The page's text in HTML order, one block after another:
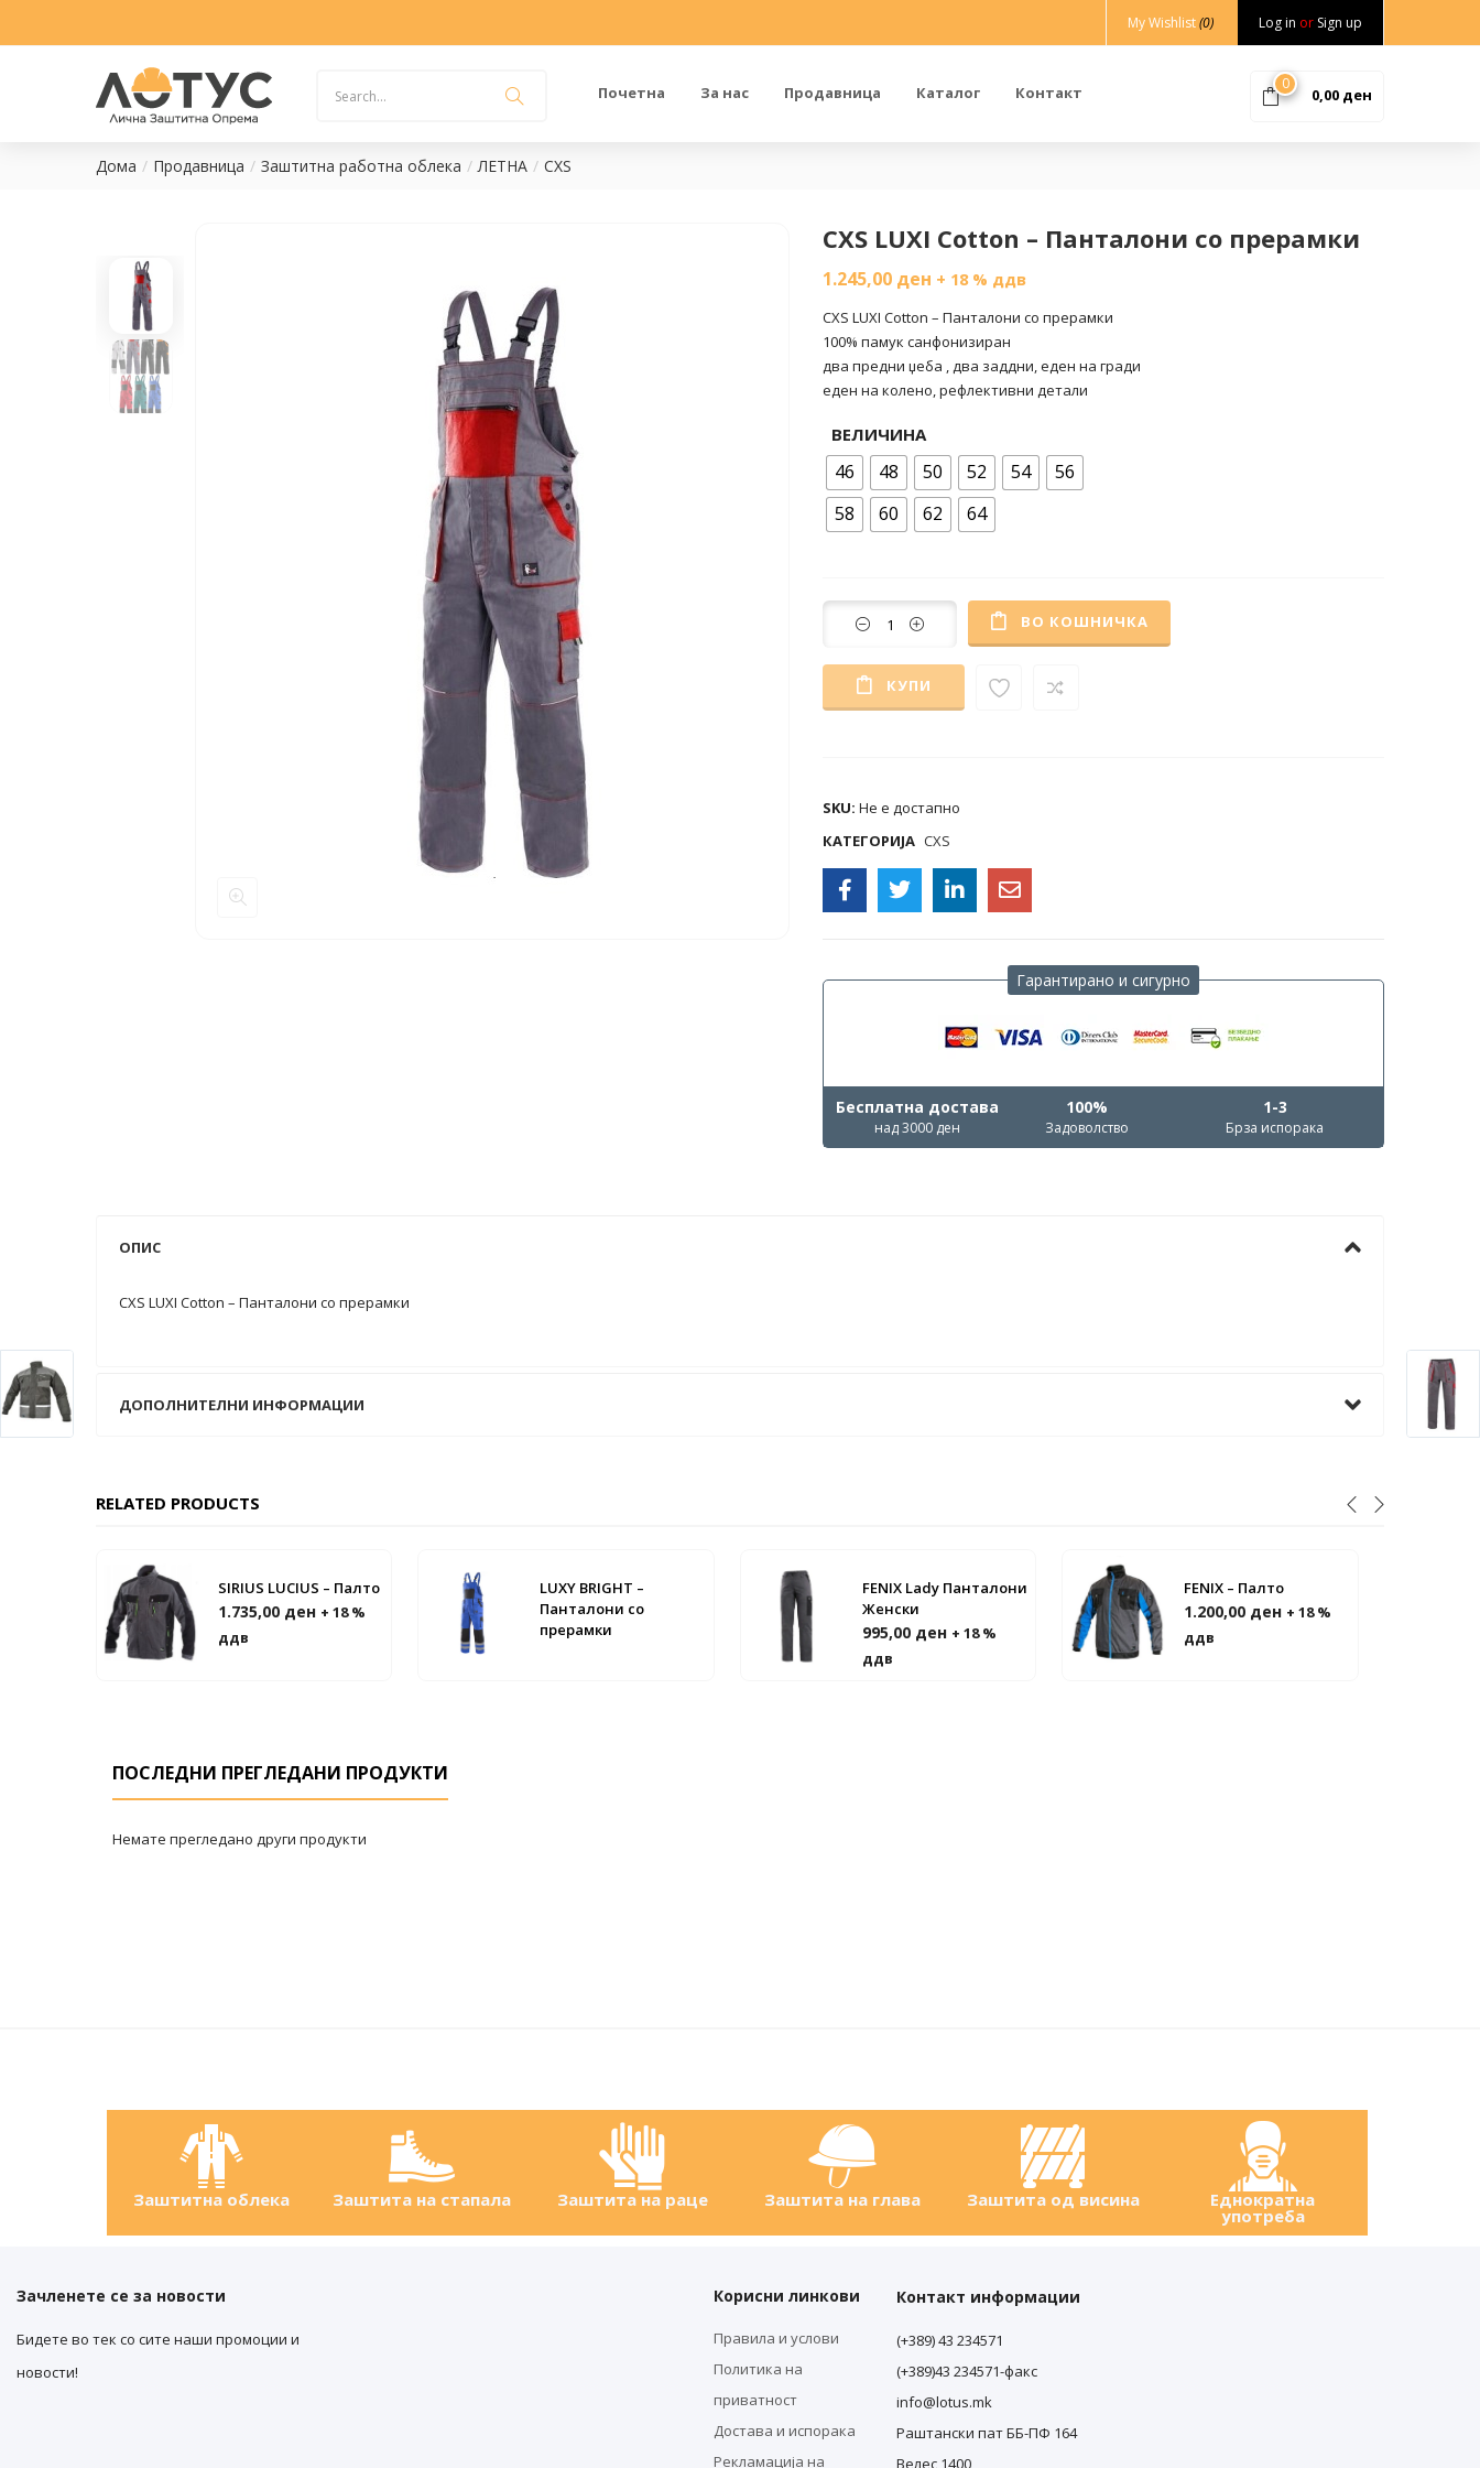
My Wishlist(0) Log in or Sign up
0
0,00 ден
Почетна За нас Продавница Каталог Контакт
Дома Продавница Заштитна работна облека ЛЕТНА CXS
CXS LUXI Cotton – Панталони со прерамки
1.245,00 ден + 18 % ддв
CXS LUXI Cotton – Панталони со прерамки
100% памук санфонизиран
два предни џеба , два заддни, еден на гради
еден на колено, рефлективни детали
ВЕЛИЧИНА
46 48 50 52 54
56
58
60 62 64
ВО КОШНИЧКА
КУПИ
SKU: Не е достапно
КАТЕГОРИЈА CXS
Гарантирано и сигурно
Бесплатна достава
над 3000 ден
100%
Задоволство
1-3
Брза испорака
ОПИС
CXS LUXI Cotton – Панталони со прерамки
ДОПОЛНИТЕЛНИ ИНФОРМАЦИИ
RELATED PRODUCTS
SIRIUS LUCIUS – Палто
1.735,00 ден + 18 %
ддв
LUXY BRIGHT –
Панталони со
прерамки
FENIX Lady Панталони
Женски
995,00 ден + 18 %
ддв
FENIX – Палто
1.200,00 ден + 18 %
ддв
ПОСЛЕДНИ ПРЕГЛЕДАНИ ПРОДУКТИ
Немате прегледано други продукти
Заштитна облека Заштита на стапала Заштита на раце Заштита на глава Заштита од висина Еднократна
употреба
Зачленете се за новости
Бидете во тек со сите наши промоции и
новости!
Контакт информации
(+389) 43 234571
(+389)43 234571-факс
info@lotus.mk
Раштански пат ББ-ПФ 164
Велес 1400
Корисни линкови
Правила и услови
Политика на
приватност
Достава и испорака
Рекламација на